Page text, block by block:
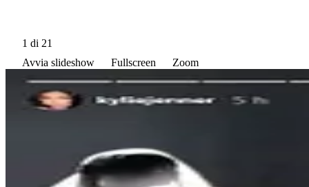
1 di 21
Avvia slideshow
Fullscreen Zoom